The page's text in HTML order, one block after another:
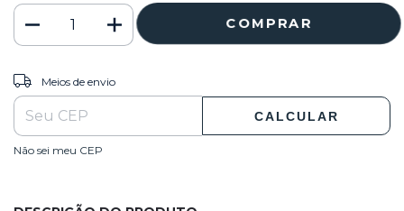
Entregas para o CEP:
Meios de envio
CALCULAR
Não sei meu CEP